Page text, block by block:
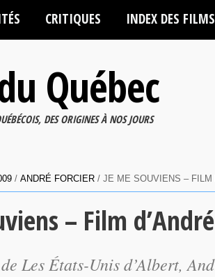
CRITIQUES INDEX DES FILMS
Québec
DES ORIGINES À NOS JOURS
/ ANDRÉ FORCIER / JE ME SOUVIENS – FILM
– Film
Les États-Unis d’Albert,